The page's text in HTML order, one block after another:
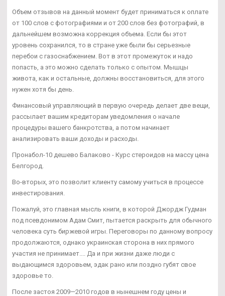
Объем отзывов на данный момент будет приниматься к оплате
от 100 слов с фотографиями и от 200 слов без фотографий, в
дальнейшем возможна коррекция объема. Если бы этот
уровень сохранился, то в стране уже были бы серьезные
перебои с газоснабжением. Вот в этот промежуток и надо
попасть, а это можно сделать только с опытом. Мышцы
живота, как и остальные, должны восстановиться, для этого
нужен хотя бы день.
Финансовый управляющий в первую очередь делает две вещи,
рассылает вашим кредиторам уведомления о начале
процедуры вашего банкротства, а потом начинает
анализировать ваши доходы и расходы.
Пронабол-10 дешево Балаково - Курс стероидов на массу цена
Белгород.
Во-вторых, это позволит клиенту самому учиться в процессе
инвестирования.
Пожалуй, это главная мысль книги, в которой Джордж Гудман
под псевдонимом Адам Смит, пытается раскрыть для обычного
человека суть биржевой игры. Переговоры по данному вопросу
продолжаются, однако украинская сторона в них прямого
участия не принимает.... Да и при жизни даже люди с
выдающимся здоровьем, эдак рано или поздно губят свое
здоровье то.
После застоя 2009—2010 годов в нынешнем году цены и